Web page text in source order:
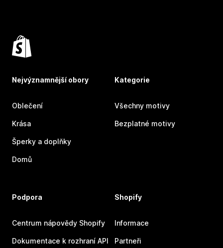
Nejvýznamnější obory
Oblečení
Krása
Šperky a doplňky
Domů
Kategorie
Všechny motivy
Bezplatné motivy
Podpora
Centrum nápovědy Shopify
Dokumentace k rozhraní API
Shopify
Informace
Partneři